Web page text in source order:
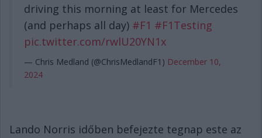
driving this morning at least for Mercedes
(and perhaps all day) #F1 #F1Testing
pic.twitter.com/rwlU20YN1x
— Chris Medland (@ChrisMedlandF1) December 10,
2024
Lando Norris időben befejezte tegnap este az